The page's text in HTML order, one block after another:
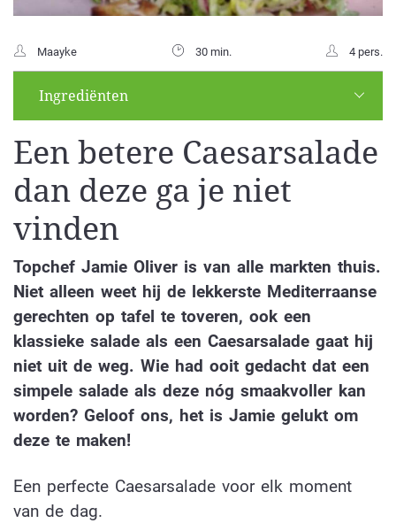
Maayke 30 min. 4 pers.
Ingrediënten
Een betere Caesarsalade
dan deze ga je niet
vinden
Topchef Jamie Oliver is van alle markten thuis.
Niet alleen weet hij de lekkerste Mediterraanse
gerechten op tafel te toveren, ook een
klassieke salade als een Caesarsalade gaat hij
niet uit de weg. Wie had ooit gedacht dat een
simpele salade als deze nóg smaakvoller kan
worden? Geloof ons, het is Jamie gelukt om
deze te maken!
Een perfecte Caesarsalade voor elk moment
van de dag.